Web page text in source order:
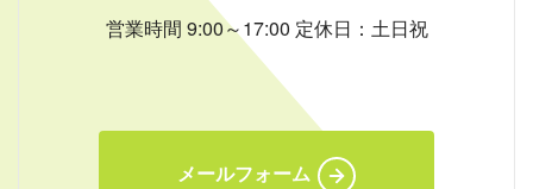
営業時間 9:00～17:00 定休日：土日祝
メールフォーム